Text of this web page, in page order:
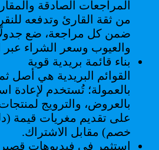
من ثقة القارئ وتدفعه
ضمن كل مراجعة، ضع
والعيوب وسعر الشراء عبر
بناء قائمة بريدية قوية
القوائم البريدية هي أصل
بالعمولة؛ تُستخدم لإعادة
بالعروض، والترويج
على تقديم مغريات قيمة
خصم) مقابل الاشتراك.
استثمر في فيديوهات